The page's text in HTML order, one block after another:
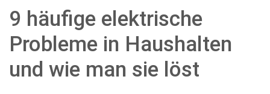
9 häufige elektrische
Probleme in Haushalten
und wie man sie löst